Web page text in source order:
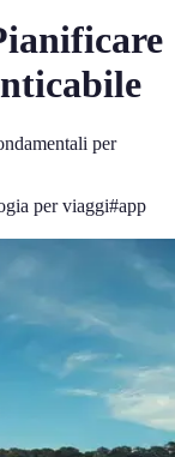
per
per viaggi#app